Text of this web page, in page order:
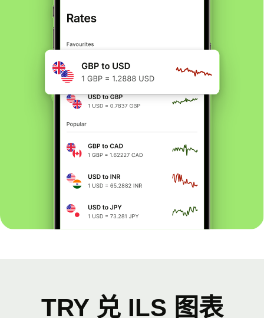
TRY 兑 ILS 图表